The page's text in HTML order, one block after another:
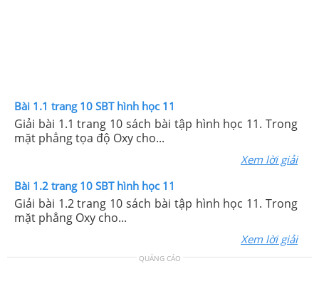
Bài 1.1 trang 10 SBT hình học 11
Giải bài 1.1 trang 10 sách bài tập hình học 11. Trong
mặt phẳng tọa độ Oxy cho...
Xem lời giải
Bài 1.2 trang 10 SBT hình học 11
Giải bài 1.2 trang 10 sách bài tập hình học 11. Trong
mặt phẳng Oxy cho...
Xem lời giải
QUẢNG CÁO